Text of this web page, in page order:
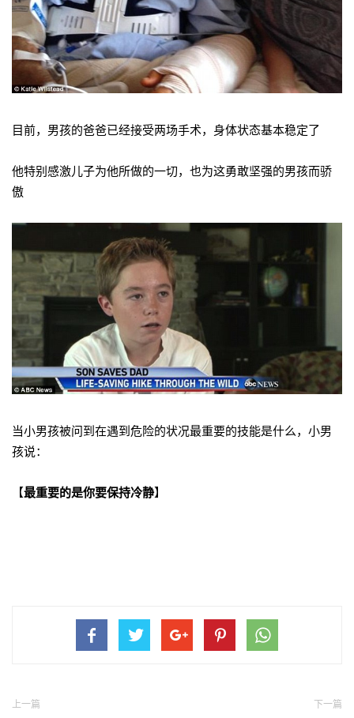
目前，男孩的爸爸已经接受两场手术，身体状态基本稳定了
他特别感激儿子为他所做的一切，也为这勇敢坚强的男孩而骄
傲
当小男孩被问到在遇到危险的状况最重要的技能是什么，小男
孩说：
【最重要的是你要保持冷静】
上一篇 下一篇